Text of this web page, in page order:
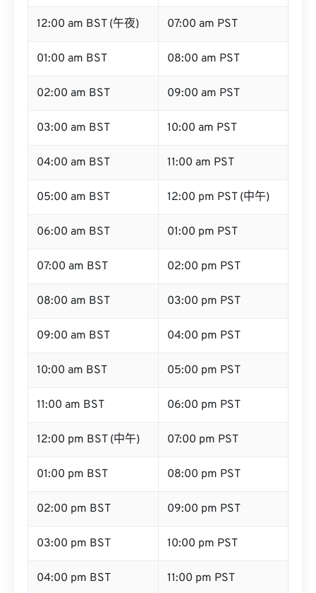
12:00 am BST (午夜) 07:00 am PST
01:00 am BST 08:00 am PST
02:00 am BST 09:00 am PST
03:00 am BST 10:00 am PST
04:00 am BST 11:00 am PST
05:00 am BST 12:00 pm PST (中午)
06:00 am BST 01:00 pm PST
07:00 am BST 02:00 pm PST
08:00 am BST 03:00 pm PST
09:00 am BST 04:00 pm PST
10:00 am BST 05:00 pm PST
11:00 am BST 06:00 pm PST
12:00 pm BST (中午) 07:00 pm PST
01:00 pm BST 08:00 pm PST
02:00 pm BST 09:00 pm PST
03:00 pm BST 10:00 pm PST
04:00 pm BST 11:00 pm PST